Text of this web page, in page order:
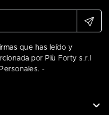
que has leído y
por Più Forty s.r.l
-